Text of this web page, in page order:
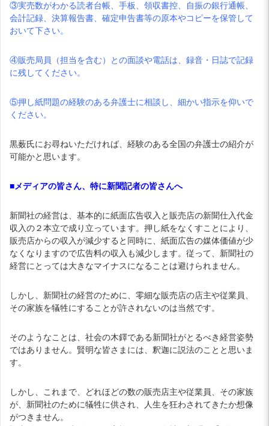
③実売数がわかる読者台帳、手板、領収書控、自振の銀行通帳、
会計記録、決算報告書、確定申告書等の原本やコピーを保管して
おいて下さい。
④販売局員（担当を含む）との面談や電話は、録音・日誌で記録
に残してください。
⑤押し紙問題の経験のある弁護士に相談し、細かい指示を仰いで
ください。
黒薮氏にお尋ねいただければ、経験のある全国の弁護士の紹介が
可能かと思います。
■メディアの皆さん、特に新聞記者の皆さんへ
新聞社の経営は、基本的に紙面広告収入と販売店の新聞仕入代金
収入の２本立で成り立っています。押し紙をなくすことにより、
販売店からの収入が減少すると同時に、紙面広告の媒体価値が少
なくなりますので広告料の収入も減少します。従って、新聞社の
経営にとっては大きなマイナスになることは避けられません。
しかし、新聞社の経営のために、零細な販売店の店主や従業員、
その家族を犠牲にすることが許されないのは当然です。
そのようなことは、社会の木鐸である新聞社がとるべき経営姿勢
ではありません。賢明な皆さまには、釈迦に説法のことと思いま
す。
しかし、これまで、どれほどの数の販売店主や従業員、その家族
が、新聞社のために犠牲に供され、人生を狂わされてきたか想像
がつきません。